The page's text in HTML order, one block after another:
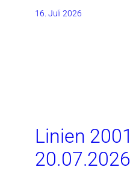
16. Juli 2026
Linien
20.07.2026